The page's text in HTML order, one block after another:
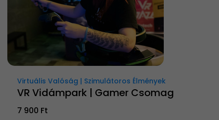
Virtuális Valóság | Szimulátoros Élmények
VR Vidámpark | Gamer Csomag
7 900 Ft